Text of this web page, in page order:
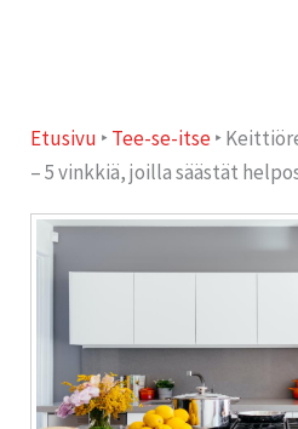
Etusivu ‣Tee-se-itse‣
– 5 vinkkiä, joilla säästät